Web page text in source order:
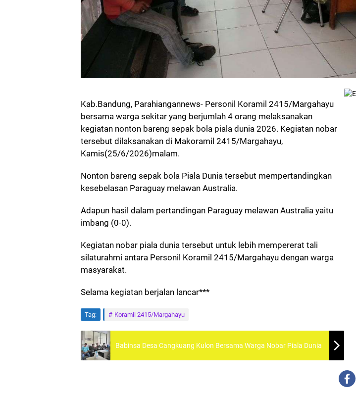
Kab.Bandung, Parahiangannews- Personil Koramil 2415/Margahayu
bersama warga sekitar yang berjumlah 4 orang melaksanakan
kegiatan nonton bareng sepak bola piala dunia 2026. Kegiatan nobar
tersebut dilaksanakan di Makoramil 2415/Margahayu,
Kamis(25/6/2026)malam.
Nonton bareng sepak bola Piala Dunia tersebut mempertandingkan
kesebelasan Paraguay melawan Australia.
Adapun hasil dalam pertandingan Paraguay melawan Australia yaitu
imbang (0-0).
Kegiatan nobar piala dunia tersebut untuk lebih mempererat tali
silaturahmi antara Personil Koramil 2415/Margahayu dengan warga
masyarakat.
Selama kegiatan berjalan lancar***
Tag: Koramil 2415/Margahayu
Babinsa Desa Cangkuang Kulon Bersama Warga Nobar Piala Dunia